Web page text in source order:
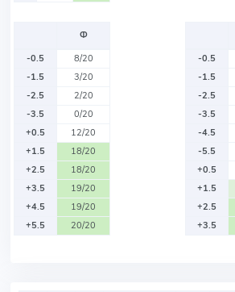
Ф
-0.5
8/20
-1.5
3/20
-2.5
2/20
-3.5
0/20
+0.5
12/20
+1.5
18/20
+2.5
18/20
+3.5
19/20
+4.5
19/20
+5.5
20/20
-0.5
-1.5
-2.5
-3.5
-4.5
-5.5
+0.5
+1.5
+2.5
+3.5